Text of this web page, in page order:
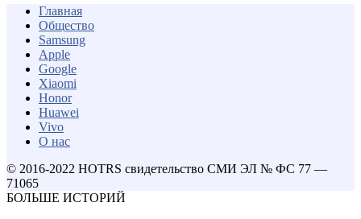
Главная
Общество
Samsung
Apple
Google
Xiaomi
Honor
Huawei
Vivo
О нас
© 2016-2022 HOTRS свидетельство СМИ ЭЛ № ФС 77 —
71065
БОЛЬШЕ ИСТОРИЙ